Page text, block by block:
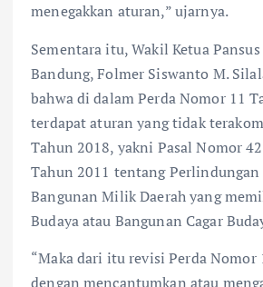
menegakkan aturan,” ujarnya.
Sementara itu, Wakil Ketua Pansus
Bandung, Folmer Siswanto M.
bahwa di dalam Perda Nomor 11
terdapat aturan yang tidak
Tahun 2018, yakni Pasal Nomor
Tahun 2011 tentang Perlindungan
Bangunan Milik Daerah yang
Budaya atau Bangunan Cagar
“Maka dari itu revisi Perda Nomor
dengan mencantumkan atau